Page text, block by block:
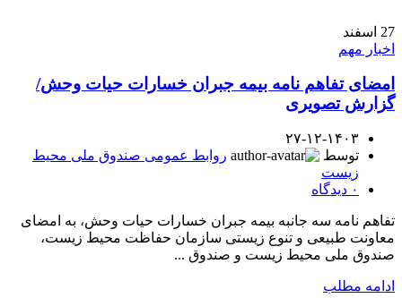
27 اسفند
اخبار مهم
امضای تفاهم نامه بیمه جبران خسارات حیات وحش/
گزارش تصویری
۲۷-۱۲-۱۴۰۳
توسط
روابط عمومی صندوق ملی محیط
زیست
۰ دیدگاه
تفاهم نامه سه جانبه بیمه جبران خسارات حیات وحش، به امضای
معاونت طبیعی و تنوع زیستی سازمان حفاظت محیط زیست،
صندوق ملی محیط زیست و صندوق ...
ادامه مطلب